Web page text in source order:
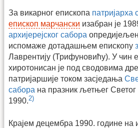
За викарног епископа патријарха
епископ марчански изабран је
архијерејског сабора
испомаже дотадашњем епископу
Лаврентију (Трифуновићу). У чин
хиротонисан је под сводовима
патријаршије током засједања
сабора на празник љетњег
1990.2)
Крајем децембра 1990. године на